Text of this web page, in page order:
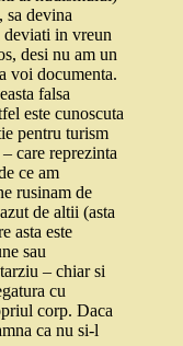
sa devina
deviati in vreun
desi nu am un
voi documenta.
falsa
este cunoscuta
pentru turism
care reprezinta
ce am
rusinam de
de altii (asta
asta este
sau
– chiar si
cu
corp. Daca
ca nu si-l